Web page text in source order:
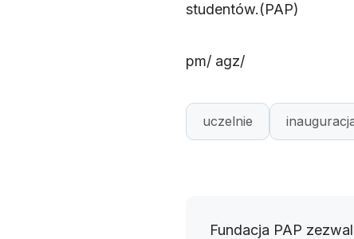
studentów.(PAP)
pm/ agz/
uczelnie
Fundacja PAP